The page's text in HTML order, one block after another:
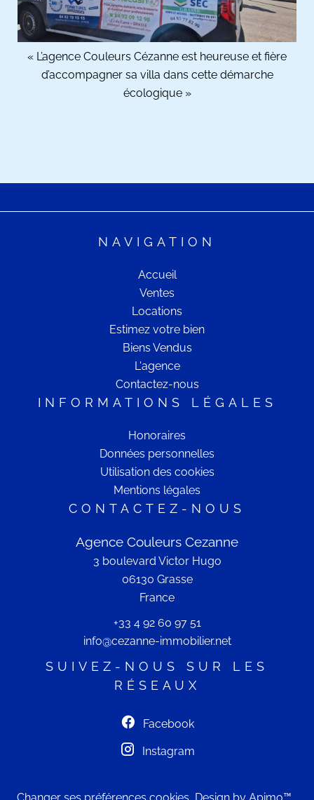
« L’agence Couleurs Cézanne est heureuse et fière
d’accompagner sa villa dans cette démarche
écologique »
NAVIGATION
Accueil
Ventes
Locations
Estimez votre bien
Biens Vendus
L'agence
Contactez-nous
INFORMATIONS LÉGALES
Honoraires
Données personnelles
Utilisation des cookies
Mentions légales
CONTACTEZ-NOUS
Agence Couleurs Cezanne
3 boulevard Victor Hugo
06130 Grasse
France
+33 4 92 60 97 51
info@cezanne-immobilier.net
SUIVEZ-NOUS SUR LES
RÉSEAUX
Facebook
Instagram